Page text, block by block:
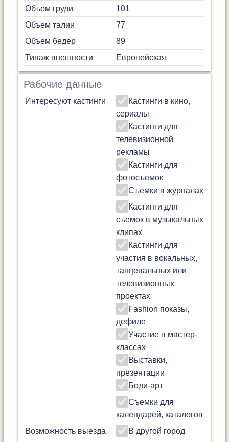
Объем груди
101
Объем талии
77
Объем бедер
89
Типаж внешности
Европейская
Рабочие данные
Интересуют кастинги
Кастинги в кино,
сериалы
Кастинги для
телевизионной
рекламы
Кастинги для
фотосъемок
Съемки в журналах
Кастинги для
съемок в музыкальных
клипах
Кастинги для
участия в вокальных,
танцевальных или
телевизионных
проектах
Fashion показы,
дефиле
Участие в мастер-
классах
Выставки,
презентации
Боди-арт
Съемки для
календарей, каталогов
Возможность выезда
В другой город